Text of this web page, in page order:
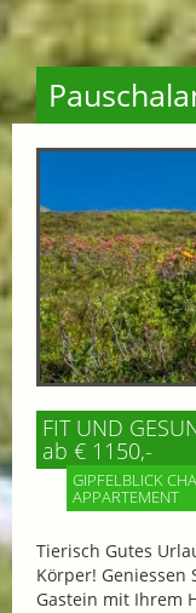
FIT UND
ab € 1150,-
GIPFELBLICK
APPARTEMENT
Tierisch Gutes
Körper!
Gastein mit Ihrem